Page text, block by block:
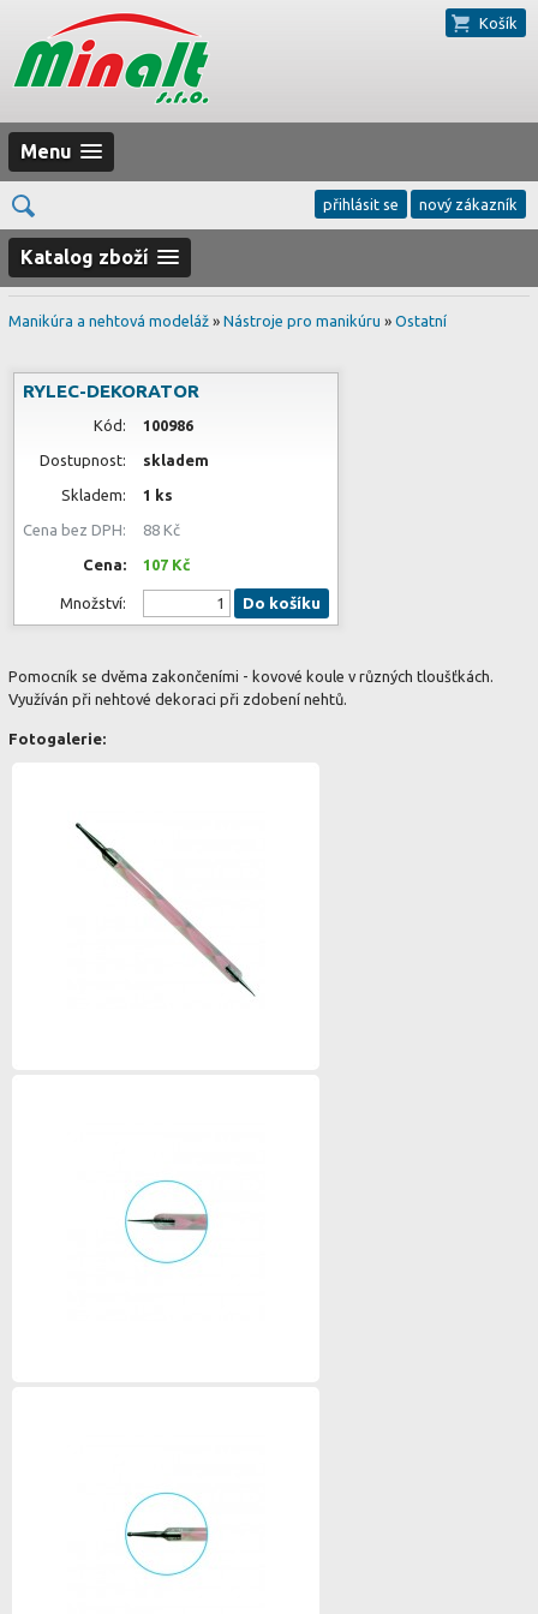
Košík
Menu
přihlásit se nový zákazník
Katalog zboží
Manikúra a nehtová modeláž » Nástroje pro manikúru » Ostatní
RYLEC-DEKORATOR
Kód: 100986
Dostupnost: skladem
Skladem: 1 ks
Cena bez DPH: 88 Kč
Cena: 107 Kč
Množství: Do košíku
Pomocník se dvěma zakončeními - kovové koule v různých tloušťkách.
Využíván při nehtové dekoraci při zdobení nehtů.
Fotogalerie: